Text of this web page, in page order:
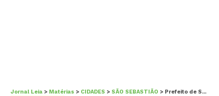
Jornal Leia > Matérias > CIDADES > SÃO SEBASTIÃO > Prefeito de São Sebastião anuncia vereadora Henriana Lacerda como líder de governo na Câmara